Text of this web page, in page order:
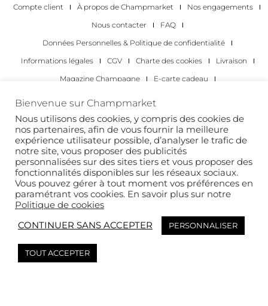
Compte client À propos de Champmarket
Nos engagements
Nous contacter
FAQ
Données Personnelles & Politique de confidentialité
Informations légales
CGV Charte des cookies
Livraison
Magazine Champagne
E-carte cadeau
Les occasions pour déguster du champagne
Pour les particuliers
Pour les entreprises
Copyright 2022 © tous droits réservés. Champmarket.
Bienvenue sur Champmarket
Nous utilisons des cookies, y compris des cookies de
nos partenaires, afin de vous fournir la meilleure
expérience utilisateur possible, d’analyser le trafic de
notre site, vous proposer des publicités
personnalisées sur des sites tiers et vous proposer des
fonctionnalités disponibles sur les réseaux sociaux.
Vous pouvez gérer à tout moment vos préférences en
paramétrant vos cookies. En savoir plus sur notre
Politique de cookies
CONTINUER SANS ACCEPTER
PERSONNALISER
TOUT ACCEPTER